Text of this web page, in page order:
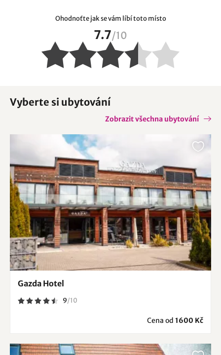
Ohodnoťte jak se vám líbí toto místo
7.7/10
Vyberte si ubytování
Zobrazit všechna ubytování
Gazda Hotel
9/10
Cena od 1600 Kč